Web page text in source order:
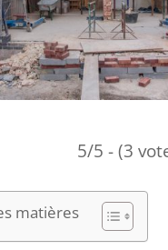
5/5 - (3
matières